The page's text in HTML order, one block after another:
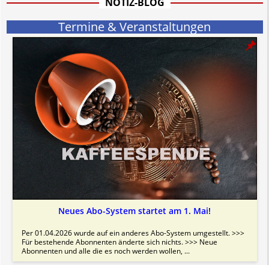
Termine & Veranstaltungen
Neues Abo-System startet am 1. Mai!
Per 01.04.2026 wurde auf ein anderes Abo-System umgestellt. >>>
Für bestehende Abonnenten änderte sich nichts. >>> Neue
Abonnenten und alle die es noch werden wollen, ...